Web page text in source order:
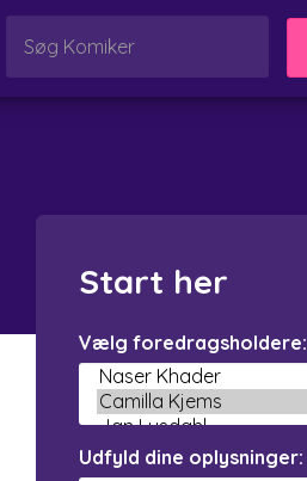
Start her
Vælg foredragsholdere:
Udfyld dine oplysninger: